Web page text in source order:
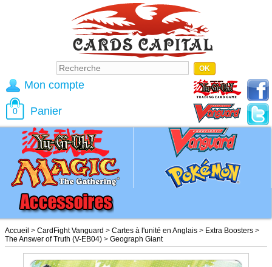
Accueil > CardFight Vanguard > Cartes à l'unité en Anglais > Extra Boosters >
The Answer of Truth (V-EB04) > Geograph Giant
Mon compte
0 Panier